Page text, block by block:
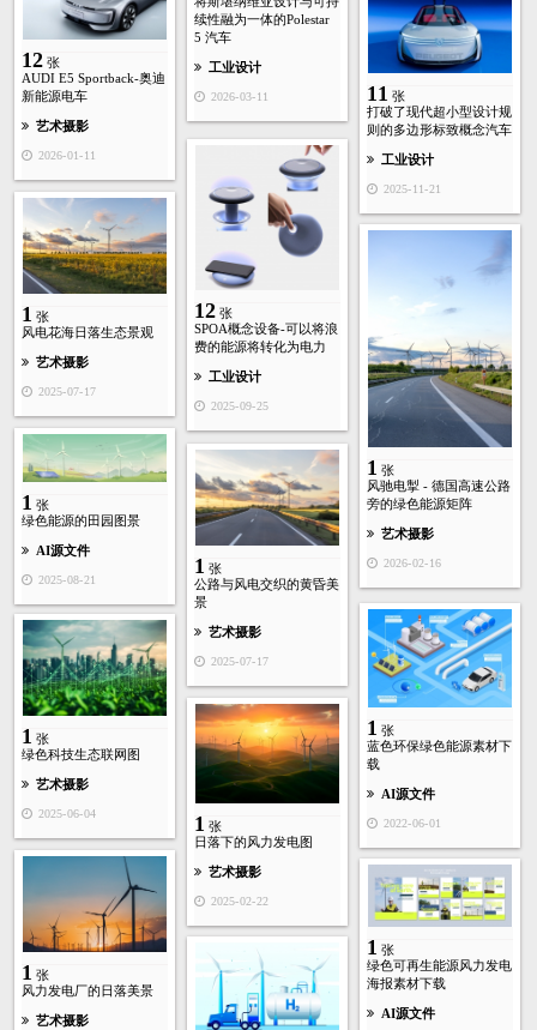
续性融为一体的Polestar
5 汽车
工业设计
2026-03-11
12 张
AUDI E5 Sportback-奥迪
新能源电车
艺术摄影
2026-01-11
11 张
打破了现代超小型设计规
则的多边形标致概念汽车
工业设计
2025-11-21
12 张
SPOA概念设备-可以将浪
费的能源将转化为电力
工业设计
2025-09-25
1 张
风电花海日落生态景观
艺术摄影
2025-07-17
1 张
风驰电掣 - 德国高速公路
旁的绿色能源矩阵
艺术摄影
2026-02-16
1 张
绿色能源的田园图景
AI源文件
2025-08-21
1 张
公路与风电交织的黄昏美
景
艺术摄影
2025-07-17
1 张
蓝色环保绿色能源素材下
载
AI源文件
2022-06-01
1 张
绿色科技生态联网图
艺术摄影
2025-06-04 1 张
日落下的风力发电图
艺术摄影
2025-02-22
1 张
风力发电厂的日落美景
艺术摄影
1 张
绿色可再生能源风力发电
海报素材下载
AI源文件